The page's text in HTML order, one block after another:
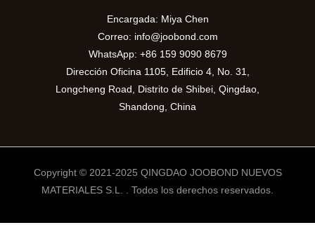
Encargada: Miya Chen
Correo: info@joobond.com
WhatsApp: +86 159 9090 8679
Dirección Oficina 1105, Edificio 4, No. 31,
Longcheng Road, Distrito de Shibei, Qingdao,
Shandong, China
Copyright © 2021-2025 QINGDAO JOOBOND NUEVOS
MATERIALES S.L. . Todos los derechos reservados.